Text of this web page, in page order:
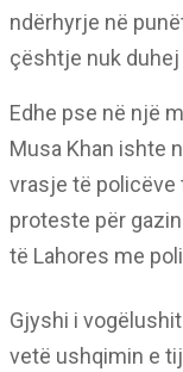
ndërhyrje në
çështje nuk
Edhe pse në një
Musa Khan ishte
vrasje të
proteste për
të Lahores me
Gjyshi i
vetë ushqimin e